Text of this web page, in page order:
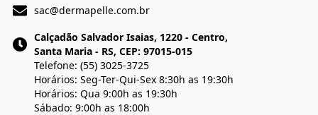
sac@dermapelle.com.br
Calçadão Salvador Isaias, 1220 - Centro,
Santa Maria - RS, CEP: 97015-015
Telefone: (55) 3025-3725
Horários: Seg-Ter-Qui-Sex 8:30h as 19:30h
Horários: Qua 9:00h as 19:30h
Sábado: 9:00h as 18:00h